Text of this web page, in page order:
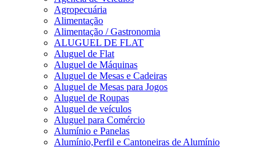
Agropecuária
Alimentação
Alimentação / Gastronomia
ALUGUEL DE FLAT
Aluguel de Flat
Aluguel de Máquinas
Aluguel de Mesas e Cadeiras
Aluguel de Mesas para Jogos
Aluguel de Roupas
Aluguel de veículos
Aluguel para Comércio
Alumínio e Panelas
Alumínio,Perfil e Cantoneiras de Alumínio